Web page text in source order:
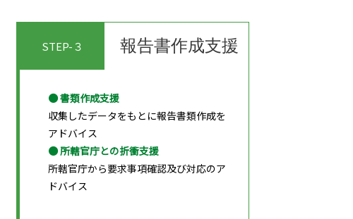
STEP-３ 報告書作成支援
● 書類作成支援
収集したデータをもとに報告書類作成を
アドバイス
● 所轄官庁との折衝支援
所轄官庁から要求事項確認及び対応のア
ドバイス